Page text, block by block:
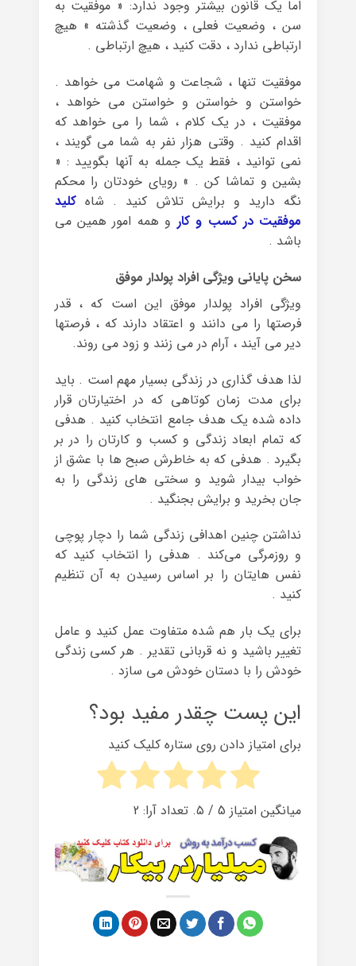
اما یک قانون بیشتر وجود ندارد: « موفقیت به
سن ، وضعیت فعلی ، وضعیت گذشته » هیچ
ارتباطی ندارد ، دقت کنید ، هیچ ارتباطی .
موفقیت تنها ، شجاعت و شهامت می خواهد .
خواستن و خواستن و خواستن می خواهد ،
موفقیت ، در یک کلام ، شما را می خواهد که
اقدام کنید . وقتی هزار نفر به شما می گویند ،
نمی توانید ، فقط یک جمله به آنها بگویید : «
بشین و تماشا کن . » رویای خودتان را محکم
نگه دارید و برایش تلاش کنید . شاهکلید
موفقیت در کسب و کار و همه امور همین می
باشد .
سخن پایانی ویژگی افراد پولدار موفق
ویژگی افراد پولدار موفق این است که ، قدر
فرصتها را می دانند و اعتقاد دارند که ، فرصتها
دیر می آیند ، آرام در می زنند و زود می روند.
لذا هدف گذارى در زندگى بسیار مهم است . باید
براى مدت زمان کوتاهى که در اختیارتان قرار
داده شده یک هدف جامع انتخاب کنید . هدفى
که تمام ابعاد زندگى و کسب و کارتان را در بر
بگیرد . هدفى که به خاطرش صبح ها با عشق از
خواب بیدار شوید و سختى هاى زندگى را به
جان بخرید و برایش بجنگید .
نداشتن چنین اهدافى زندگى شما را دچار پوچى
و روزمرگى مى‌کند . هدفى را انتخاب کنید که
نفس هایتان را بر اساس رسیدن به آن تنظیم
کنید .
برای یک بار هم شده متفاوت عمل کنید و عامل
تغییر باشید و نه قربانی تقدیر . هر کسی زندگی
خودش را با دستان خودش می سازد .
این پست چقدر مفید بود؟
برای امتیاز دادن روی ستاره کلیک کنید
میانگین امتیاز 5/ ۵. تعداد آرا: 2